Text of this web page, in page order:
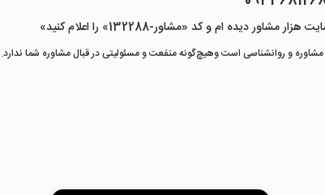
دیده ام و کد «مشاور-132288» را اعلام کنید»
و روانشناسی است وهیچ‌گونه منفعت و مسئولیتی در قبال مشاوره شما ندارد.